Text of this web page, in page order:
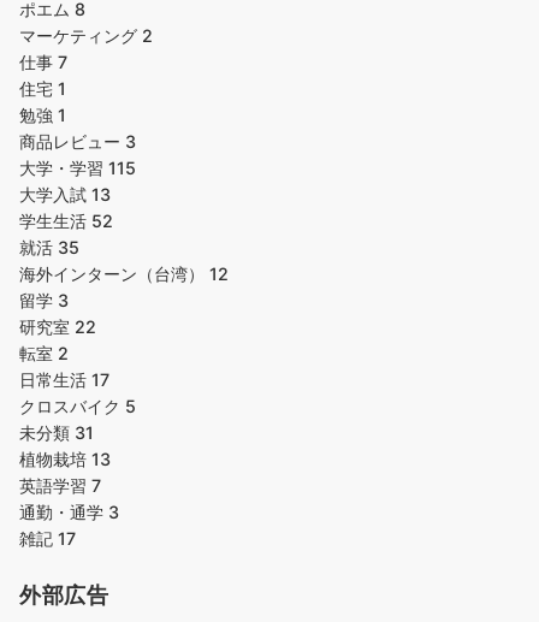
ポエム 8
マーケティング 2
仕事 7
住宅 1
勉強 1
商品レビュー 3
大学・学習 115
大学入試 13
学生生活 52
就活 35
海外インターン（台湾） 12
留学 3
研究室 22
転室 2
日常生活 17
クロスバイク 5
未分類 31
植物栽培 13
英語学習 7
通勤・通学 3
雑記 17
外部広告